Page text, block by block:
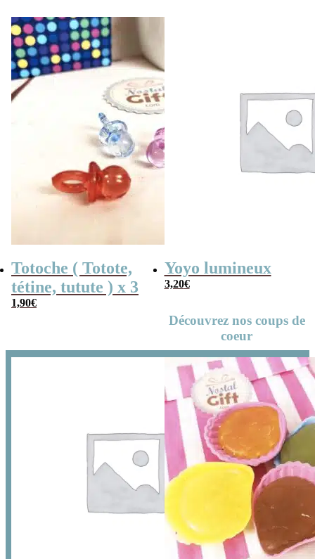
19,90€.17,90€.
Totoche ( Totote,
tétine, tutute ) x 3
1,90€
Yoyo lumineux
3,20€
Découvrez nos coups de
coeur